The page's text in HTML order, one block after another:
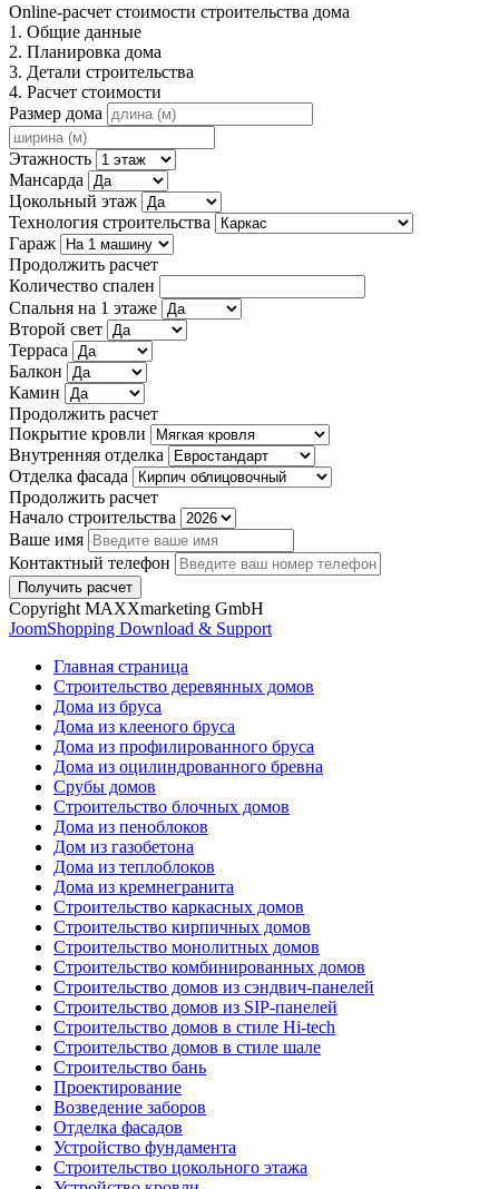
Online-расчет стоимости строительства дома
1. Общие данные
2. Планировка дома
3. Детали строительства
4. Расчет стоимости
Размер дома
Этажность
Мансарда
Цокольный этаж
Технология строительства
Гараж
Продолжить расчет
Количество спален
Спальня на 1 этаже
Второй свет
Терраса
Балкон
Камин
Продолжить расчет
Покрытие кровли
Внутренняя отделка
Отделка фасада
Продолжить расчет
Начало строительства
Ваше имя
Контактный телефон
Copyright MAXXmarketing GmbH
JoomShopping Download & Support
Главная страница
Строительство деревянных домов
Дома из бруса
Дома из клееного бруса
Дома из профилированного бруса
Дома из оцилиндрованного бревна
Срубы домов
Строительство блочных домов
Дома из пеноблоков
Дом из газобетона
Дома из теплоблоков
Дома из кремнегранита
Строительство каркасных домов
Строительство кирпичных домов
Строительство монолитных домов
Строительство комбинированных домов
Строительство домов из сэндвич-панелей
Строительство домов из SIP-панелей
Строительство домов в стиле Hi-tech
Строительство домов в стиле шале
Строительство бань
Проектирование
Возведение заборов
Отделка фасадов
Устройство фундамента
Строительство цокольного этажа